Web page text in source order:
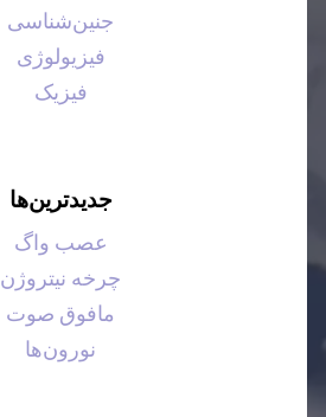
جنین‌شناسی
فیزیولوژی
فیزیک
جدیدترین‌ها
عصب واگ
چرخه نیتروژن
مافوق صوت
نورون‌ها